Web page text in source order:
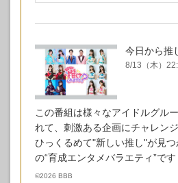
今日から推
8/13（木）
この番組は様々なアイドルグル
れて、刺激ある企画にチャレン
ひっくるめて"新しい推し"が見
の“育成エンタメバラエティ”です
©2026 BBB